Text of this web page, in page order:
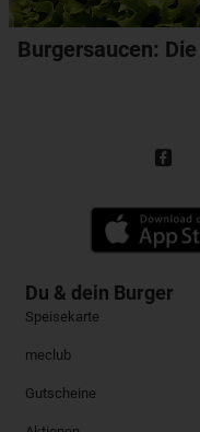
Burgersaucen:
Du & dein Burger
Speisekarte
meclub
Gutscheine